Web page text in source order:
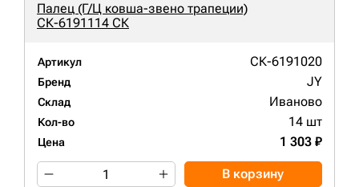
Палец (Г/Ц ковша-звено трапеции)
СК-6191114 СК
Артикул СК-6191020
Бренд JY
Склад Иваново
Кол-во 14 шт
Цена 1 303 ₽
В корзину